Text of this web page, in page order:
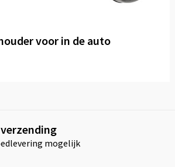
voor in de auto
mogelijk